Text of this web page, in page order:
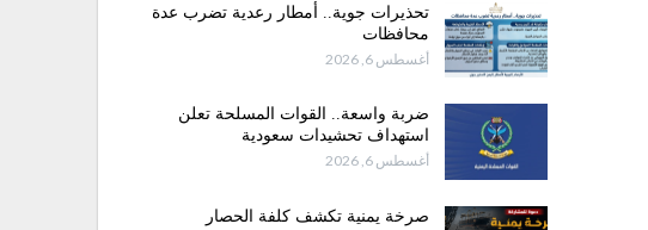
تحذيرات جوية.. أمطار رعدية تضرب عدة
محافظات
أغسطس 6, 2026
ضربة واسعة.. القوات المسلحة تعلن
استهداف تحشيدات سعودية
أغسطس 6, 2026
صرخة يمنية تكشف كلفة الحصار